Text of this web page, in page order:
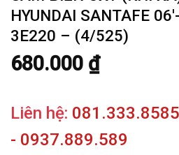
HYUNDAI SANTAFE
3E220 – (4/525)
680.000 ₫
Liên hệ:
- 0937.889.589